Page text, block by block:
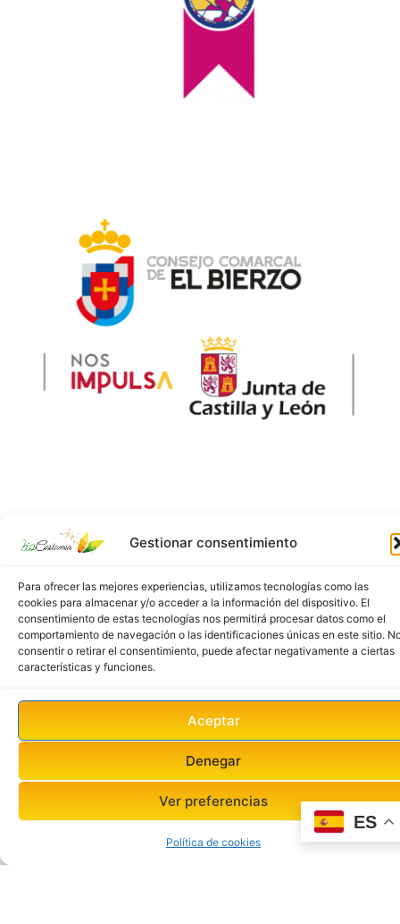
Gestionar consentimiento
Para ofrecer las mejores experiencias, utilizamos tecnologías como las
cookies para almacenar y/o acceder a la información del dispositivo. El
consentimiento de estas tecnologías nos permitirá procesar datos como el
comportamiento de navegación o las identificaciones únicas en este sitio.
consentir o retirar el consentimiento, puede afectar negativamente a ciertas
características y funciones.
Aceptar
Denegar
Ver preferencias
Política de cookies
ES